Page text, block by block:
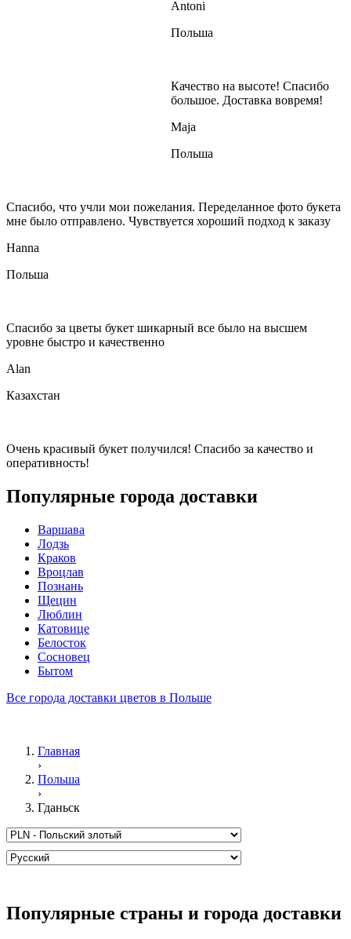
Antoni
Польша
Качество на высоте! Спасибо
большое. Доставка вовремя!
Maja
Польша
Спасибо, что учли мои пожелания. Переделанное фото букета
мне было отправлено. Чувствуется хороший подход к заказу
Hanna
Польша
Спасибо за цветы букет шикарный все было на высшем
уровне быстро и качественно
Alan
Казахстан
Очень красивый букет получился! Спасибо за качество и
оперативность!
Популярные города доставки
Варшава
Лодзь
Краков
Вроцлав
Познань
Щецин
Люблин
Катовице
Белосток
Сосновец
Бытом
Все города доставки цветов в Польше
Главная
›
Польша
›
Гданьск
Популярные страны и города доставки